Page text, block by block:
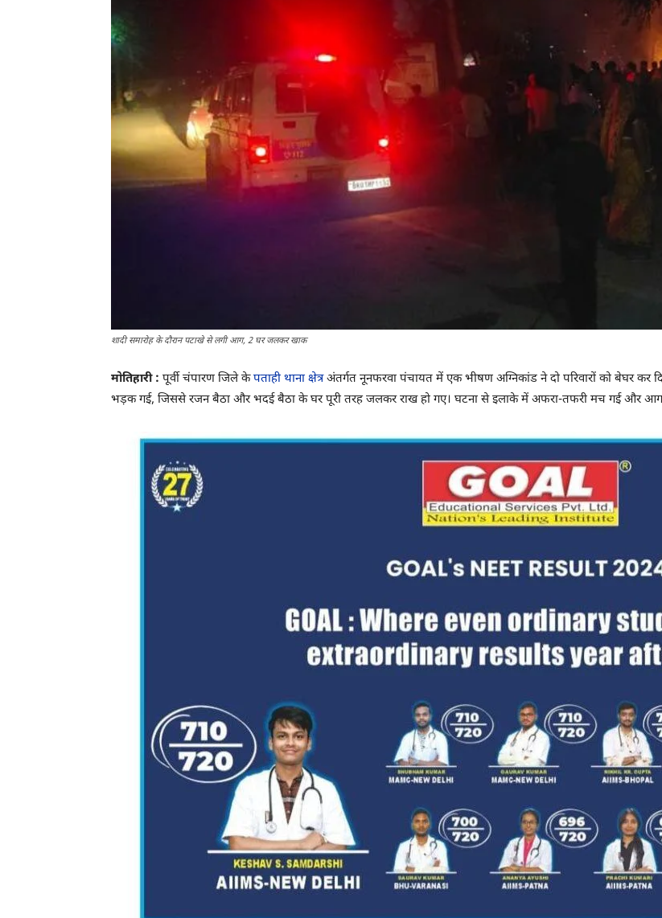
शादी समारोह के दौरान पटाखे से लगी आग, 2 घर जलकर खाक
मोतिहारी : पूर्वी चंपारण जिले केपताही थाना क्षेत्रअंतर्गत नूनफरवा पंचायत में एक भीषण अग्निकांड ने दो परिवारों को बेघर कर
भड़क गई, जिससे रजन बैठा और भदई बैठा के घर पूरी तरह जलकर राख हो गए। घटना से इलाके में अफरा-तफरी मच गई और आग